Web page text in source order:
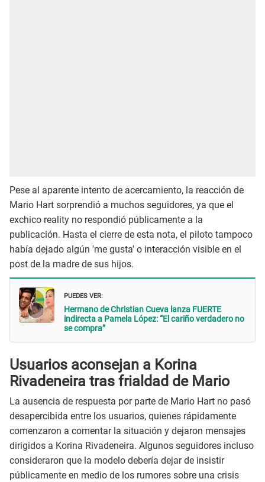
Pese al aparente intento de acercamiento, la reacción de
Mario Hart sorprendió a muchos seguidores, ya que el
exchico reality no respondió públicamente a la
publicación. Hasta el cierre de esta nota, el piloto tampoco
había dejado algún 'me gusta' o interacción visible en el
post de la madre de sus hijos.
PUEDES VER:
Hermano de Christian Cueva lanza FUERTE
indirecta a Pamela López: “El cariño verdadero no
se compra”
Usuarios aconsejan a Korina
Rivadeneira tras frialdad de Mario
La ausencia de respuesta por parte de Mario Hart no pasó
desapercibida entre los usuarios, quienes rápidamente
comenzaron a comentar la situación y dejaron mensajes
dirigidos a Korina Rivadeneira. Algunos seguidores incluso
consideraron que la modelo debería dejar de insistir
públicamente en medio de los rumores sobre una crisis